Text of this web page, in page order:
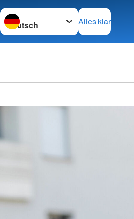
Sprache wechseln zu
Alles klar